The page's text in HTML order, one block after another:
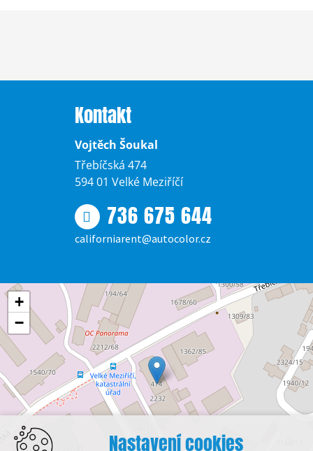
Kontakt
Vojtěch Šoukal
Třebíčská 474
594 01 Velké Meziříčí
736 675 644
californiarent@autocolor.cz
+
−
Nastavení cookies